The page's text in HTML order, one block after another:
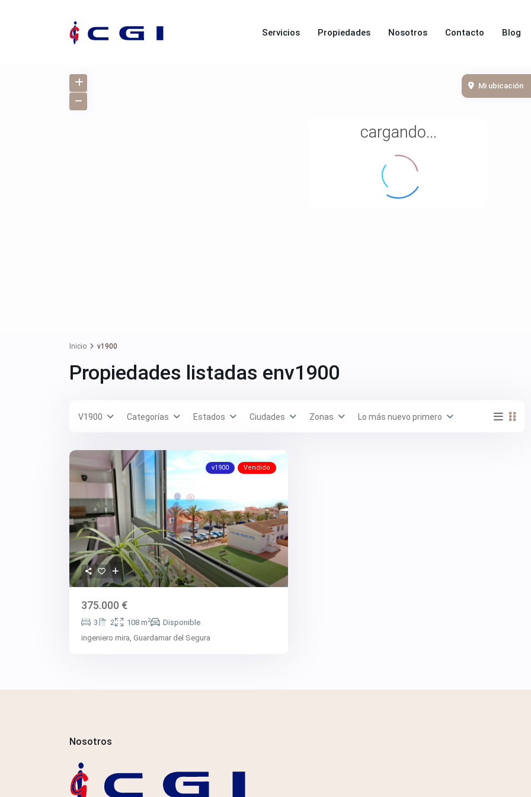
Servicios Propiedades Nosotros Contacto Blog
cargando...
Mi ubicación
Inicio v1900
Propiedades listadas env1900
V1900 Categorías Estados Ciudades Zonas Lo más nuevo primero
v1900 Vendido
375.000 €
3 2 108 m2
Disponible
ingeniero mira, Guardamar del Segura
Nosotros